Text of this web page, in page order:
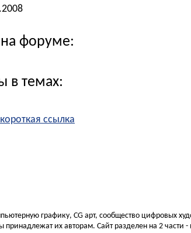
форуме:
в темах:
ссылка
графику, CG арт, сообщество цифровых
их авторам. Сайт разделен на 2 части